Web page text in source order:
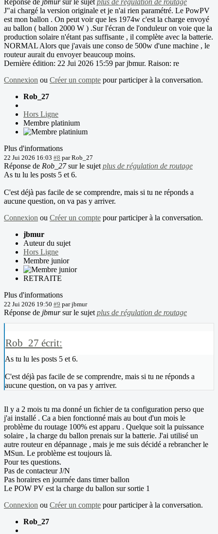
J"ai chargé la version originale et je n'ai rien paramétré. Le PowPV
est mon ballon . On peut voir que les 1974w c'est la charge envoyé
au ballon ( ballon 2000 W ) .Sur l'écran de l'onduleur on voie que la
production solaire n'étant pas suffisante , il complète avec la batterie.
NORMAL Alors que j'avais une conso de 500w d'une machine , le
routeur aurait du envoyer beaucoup moins.
Dernière édition: 22 Jui 2026 15:59 parjbmur. Raison: re
Connexion ou Créer un compte pour participer à la conversation.
Rob_27
Hors Ligne
Membre platinium
Plus d'informations
22 Jui 2026 16:03 #8 parRob_27
Réponse de Rob_27sur le sujet plus de régulation de routage
As tu lu les posts 5 et 6.
C'est déjà pas facile de se comprendre, mais si tu ne réponds a
aucune question, on va pas y arriver.
Connexion ou Créer un compte pour participer à la conversation.
jbmur
Auteur du sujet
Hors Ligne
Membre junior
RETRAITE
Plus d'informations
22 Jui 2026 19:50 #9 parjbmur
Réponse de jbmursur le sujet plus de régulation de routage
Rob_27 écrit:
As tu lu les posts 5 et 6.
C'est déjà pas facile de se comprendre, mais si tu ne réponds a
aucune question, on va pas y arriver.
Il y a 2 mois tu ma donné un fichier de ta configuration perso que
j'ai installé . Ca a bien fonctionné mais au bout d'un mois le
problème du routage 100% est apparu . Quelque soit la puissance
solaire , la charge du ballon prenais sur la batterie. J'ai utilisé un
autre routeur en dépannage , mais je me suis décidé a rebrancher le
MSun. Le problème est toujours là.
Pour tes questions.
Pas de contacteur J/N
Pas horaires en journée dans timer ballon
Le POW PV est la charge du ballon sur sortie 1
Connexion ou Créer un compte pour participer à la conversation.
Rob_27